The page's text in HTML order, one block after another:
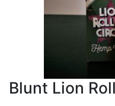
Blunt Lion